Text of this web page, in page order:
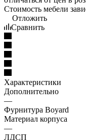
Стоимость мебели
Отложить
Сравнить
Характеристики
Дополнительно
—
Фурнитура Boyard
Материал корпуса
—
ЛДСП